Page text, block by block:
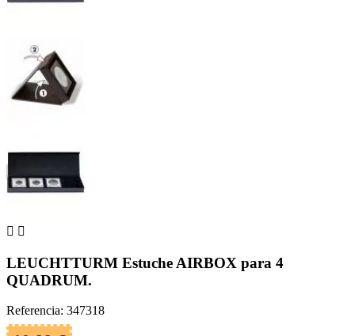
 
LEUCHTTURM Estuche AIRBOX para 4
QUADRUM.
Referencia: 347318